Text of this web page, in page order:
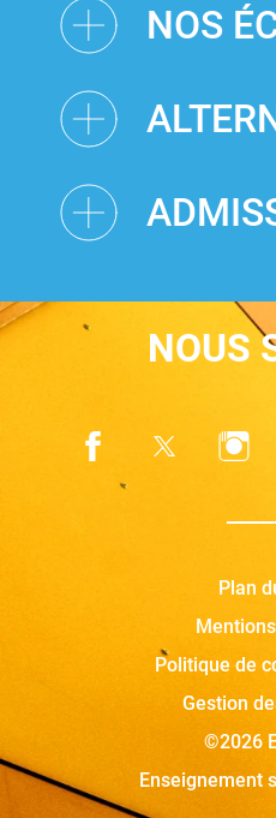
NOS
NOUS
Plan
Politique de
Gestion
©2026
Enseignement